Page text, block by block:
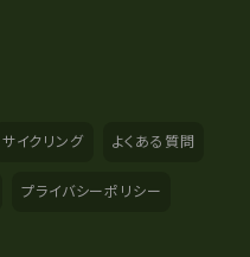
サイクリング よくある質問
プライバシーポリシー